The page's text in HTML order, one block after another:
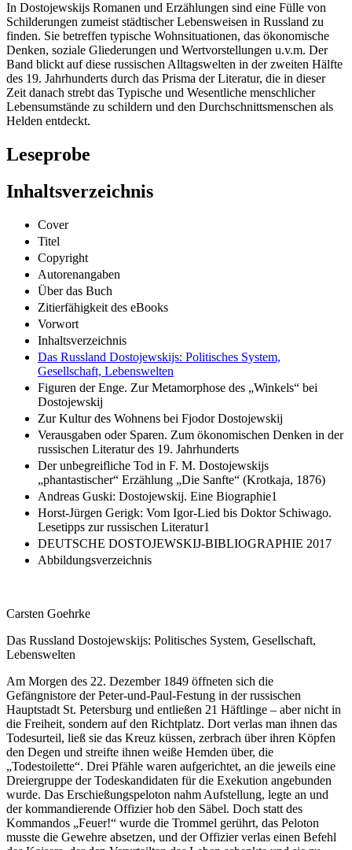
In Dostojewskijs Romanen und Erzählungen sind eine Fülle von
Schilderungen zumeist städtischer Lebensweisen in Russland zu
finden. Sie betreffen typische Wohnsituationen, das ökonomische
Denken, soziale Gliederungen und Wertvorstellungen u.v.m. Der
Band blickt auf diese russischen Alltagswelten in der zweiten Hälfte
des 19. Jahrhunderts durch das Prisma der Literatur, die in dieser
Zeit danach strebt das Typische und Wesentliche menschlicher
Lebensumstände zu schildern und den Durchschnittsmenschen als
Helden entdeckt.
Leseprobe
Inhaltsverzeichnis
Cover
Titel
Copyright
Autorenangaben
Über das Buch
Zitierfähigkeit des eBooks
Vorwort
Inhaltsverzeichnis
Das Russland Dostojewskijs: Politisches System,
Gesellschaft, Lebenswelten
Figuren der Enge. Zur Metamorphose des „Winkels“ bei
Dostojewskij
Zur Kultur des Wohnens bei Fjodor Dostojewskij
Verausgaben oder Sparen. Zum ökonomischen Denken in der
russischen Literatur des 19. Jahrhunderts
Der unbegreifliche Tod in F. M. Dostojewskijs
„phantastischer“ Erzählung „Die Sanfte“ (Krotkaja, 1876)
Andreas Guski: Dostojewskij. Eine Biographie1
Horst-Jürgen Gerigk: Vom Igor-Lied bis Doktor Schiwago.
Lesetipps zur russischen Literatur1
DEUTSCHE DOSTOJEWSKIJ-BIBLIOGRAPHIE 2017
Abbildungsverzeichnis
Carsten Goehrke
Das Russland Dostojewskijs: Politisches System, Gesellschaft,
Lebenswelten
Am Morgen des 22. Dezember 1849 öffneten sich die
Gefängnistore der Peter-und-Paul-Festung in der russischen
Hauptstadt St. Petersburg und entließen 21 Häftlinge – aber nicht in
die Freiheit, sondern auf den Richtplatz. Dort verlas man ihnen das
Todesurteil, ließ sie das Kreuz küssen, zerbrach über ihren Köpfen
den Degen und streifte ihnen weiße Hemden über, die
„Todestoilette“. Drei Pfähle waren aufgerichtet, an die jeweils eine
Dreiergruppe der Todeskandidaten für die Exekution angebunden
wurde. Das Erschießungspeloton nahm Aufstellung, legte an und
der kommandierende Offizier hob den Säbel. Doch statt des
Kommandos „Feuer!“ wurde die Trommel gerührt, das Peloton
musste die Gewehre absetzen, und der Offizier verlas einen Befehl